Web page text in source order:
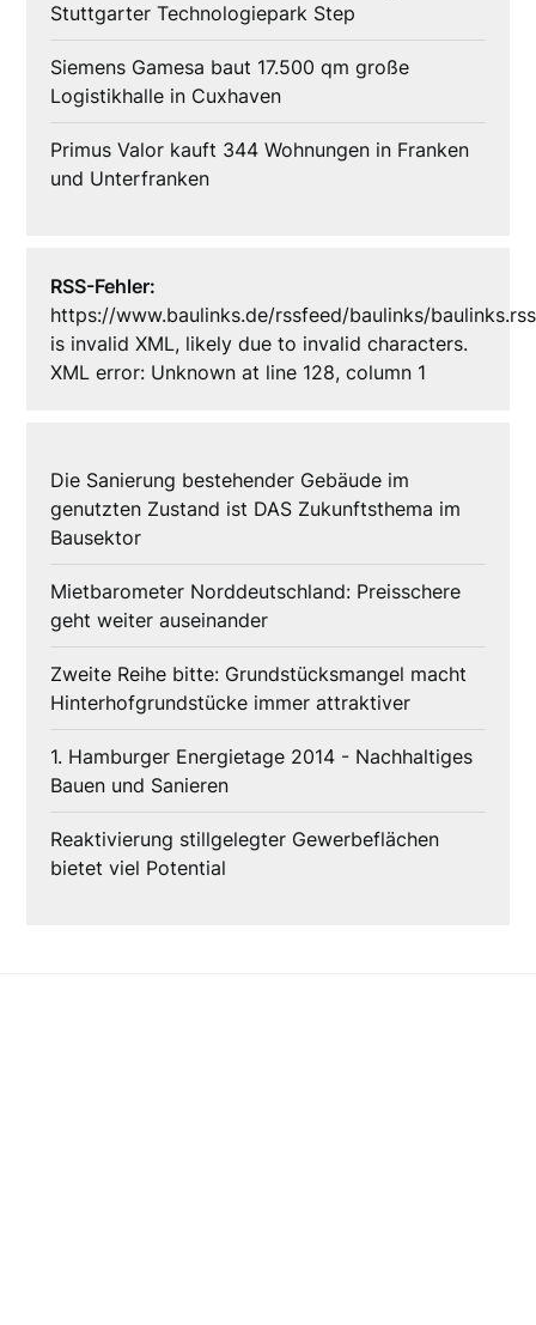
Stuttgarter Technologiepark Step
Siemens Gamesa baut 17.500 qm große
Logistikhalle in Cuxhaven
Primus Valor kauft 344 Wohnungen in Franken
und Unterfranken
RSS-Fehler:
https://www.baulinks.de/rssfeed/baulinks/baulinks.rss
is invalid XML, likely due to invalid characters.
XML error: Unknown at line 128, column 1
Die Sanierung bestehender Gebäude im
genutzten Zustand ist DAS Zukunftsthema im
Bausektor
Mietbarometer Norddeutschland: Preisschere
geht weiter auseinander
Zweite Reihe bitte: Grundstücksmangel macht
Hinterhofgrundstücke immer attraktiver
1. Hamburger Energietage 2014 - Nachhaltiges
Bauen und Sanieren
Reaktivierung stillgelegter Gewerbeflächen
bietet viel Potential